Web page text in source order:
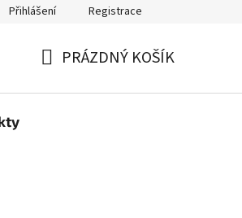
reklamace
Přihlášení Registrace
PRÁZDNÝ KOŠÍK